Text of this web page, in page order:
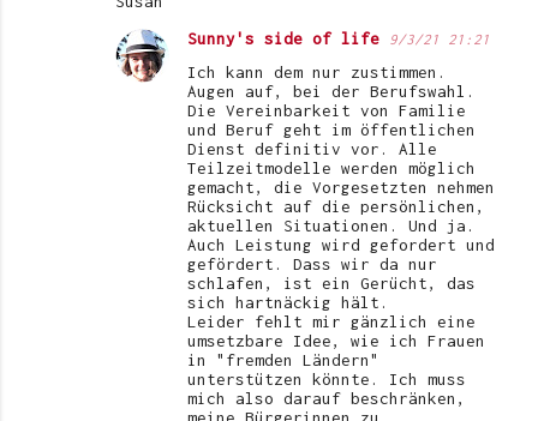
Sunny's side of life 9/3/21 21:21
Ich kann dem nur zustimmen.
Augen auf, bei der Berufswahl.
Die Vereinbarkeit von Familie
und Beruf geht im öffentlichen
Dienst definitiv vor. Alle
Teilzeitmodelle werden möglich
gemacht, die Vorgesetzten nehmen
Rücksicht auf die persönlichen,
aktuellen Situationen. Und ja.
Auch Leistung wird gefordert und
gefördert. Dass wir da nur
schlafen, ist ein Gerücht, das
sich hartnäckig hält.
Leider fehlt mir gänzlich eine
umsetzbare Idee, wie ich Frauen
in "fremden Ländern"
unterstützen könnte. Ich muss
mich also darauf beschränken,